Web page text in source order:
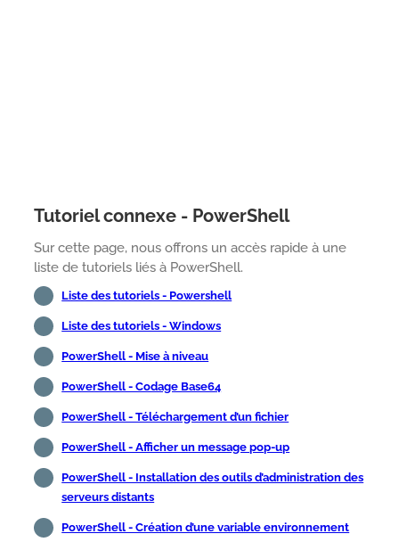
Tutoriel connexe - PowerShell
Sur cette page, nous offrons un accès rapide à une
liste de tutoriels liés à PowerShell.
Liste des tutoriels - Powershell
Liste des tutoriels - Windows
PowerShell - Mise à niveau
PowerShell - Codage Base64
PowerShell - Téléchargement d’un fichier
PowerShell - Afficher un message pop-up
PowerShell - Installation des outils d’administration des
serveurs distants
PowerShell - Création d’une variable environnement